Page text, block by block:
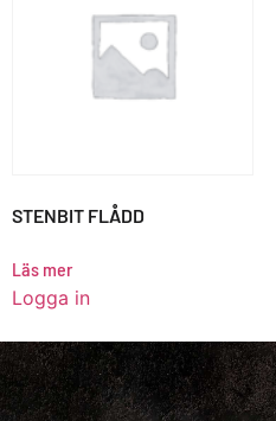
STENBIT FLÅDD
Läs mer
Logga in